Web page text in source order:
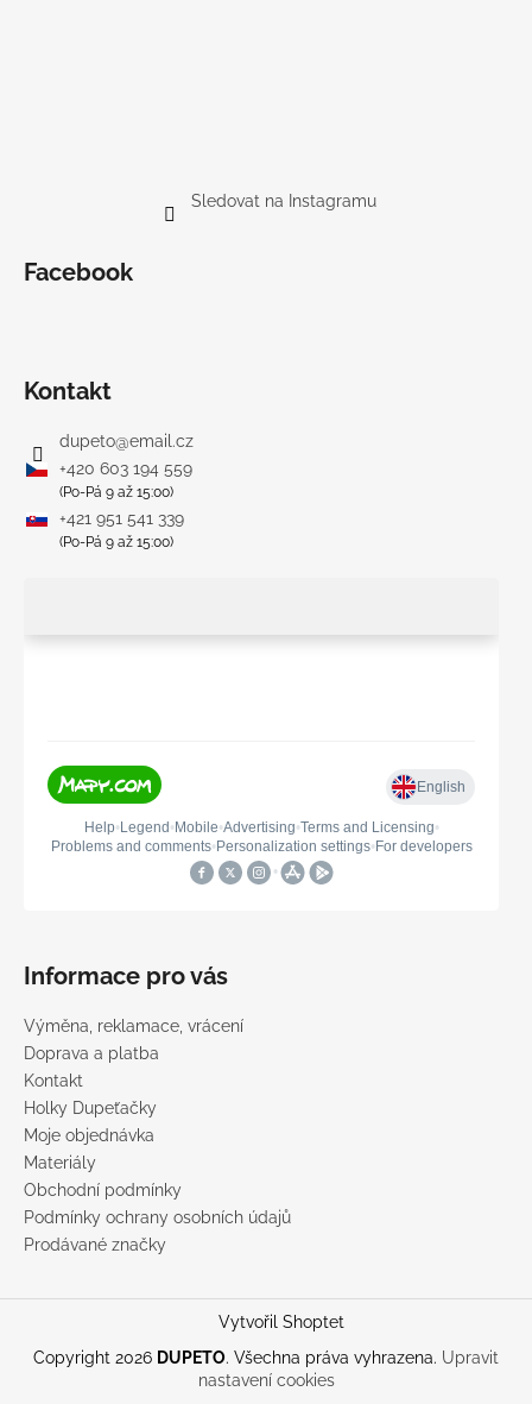
Sledovat na Instagramu
Facebook
Kontakt
dupeto@email.cz
+420 603 194 559
(Po-Pá 9 až 15:00)
+421 951 541 339
(Po-Pá 9 až 15:00)
Informace pro vás
Výměna, reklamace, vrácení
Doprava a platba
Kontakt
Holky Dupeťačky
Moje objednávka
Materiály
Obchodní podmínky
Podmínky ochrany osobních údajů
Prodávané značky
Vytvořil Shoptet
Copyright 2026 DUPETO. Všechna práva vyhrazena. Upravit
nastavení cookies